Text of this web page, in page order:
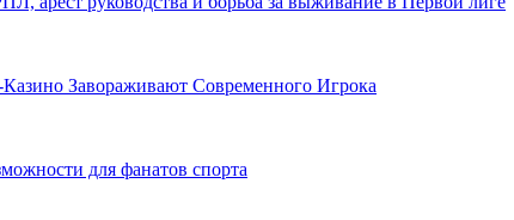
Завораживают Современного Игрока
для фанатов спорта